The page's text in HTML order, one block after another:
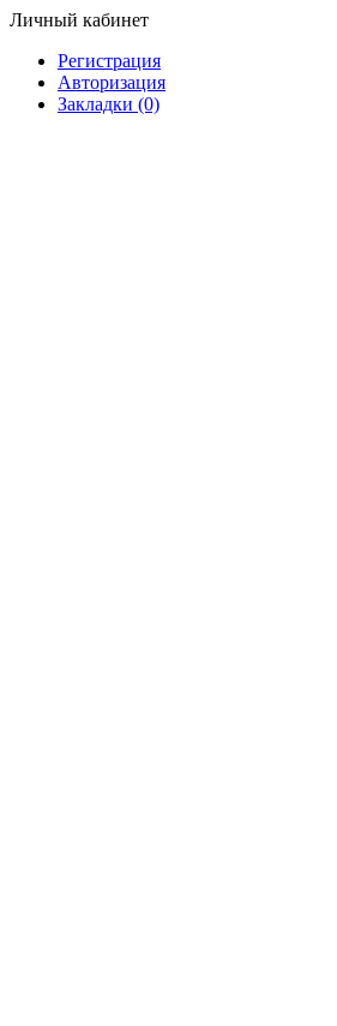
Личный кабинет
Регистрация
Авторизация
Закладки (0)